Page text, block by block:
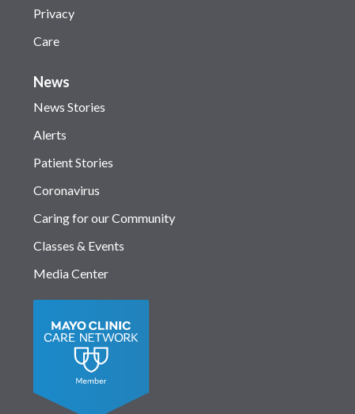
Privacy
Care
News
News Stories
Alerts
Patient Stories
Coronavirus
Caring for our Community
Classes & Events
Media Center